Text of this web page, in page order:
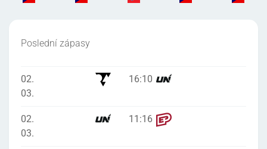
Poslední zápasy
02.
03.
16:10
02.
03.
11 :16